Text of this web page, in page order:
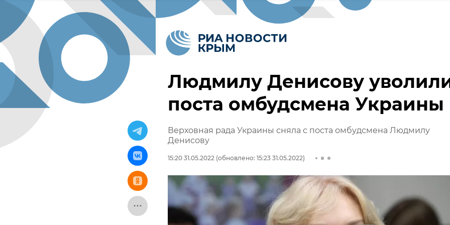
Людмилу Денисову
поста омбудсмена Украины
Верховная рада Украины сняла с поста омбудсмена Людмилу
Денисову
15:20 31.05.2022 (обновлено: 15:23 31.05.2022)